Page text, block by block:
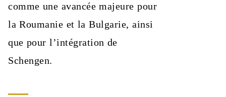
comme une avancée majeure pour
la Roumanie et la Bulgarie, ainsi
que pour l’intégration de
Schengen.